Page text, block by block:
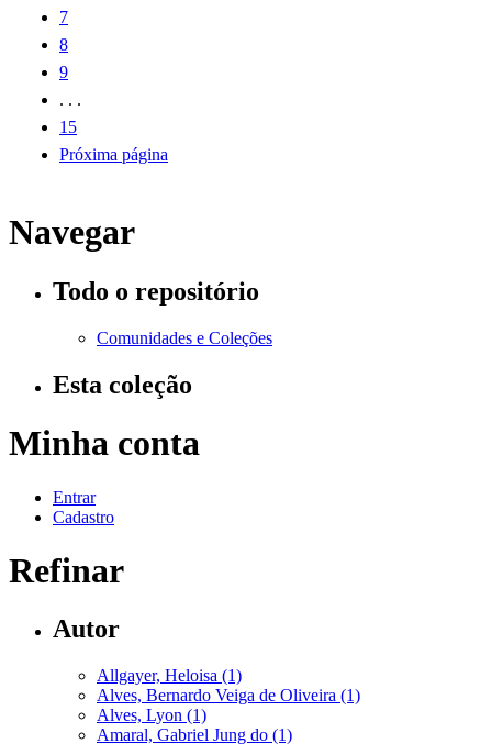
7
8
9
. . .
15
Próxima página
Navegar
Todo o repositório
Comunidades e Coleções
Esta coleção
Minha conta
Entrar
Cadastro
Refinar
Autor
Allgayer, Heloisa (1)
Alves, Bernardo Veiga de Oliveira (1)
Alves, Lyon (1)
Amaral, Gabriel Jung do (1)